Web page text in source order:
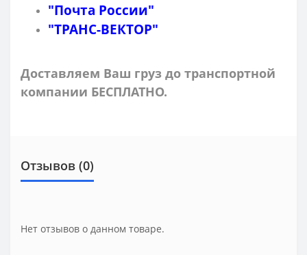
"Почта России"
"ТРАНС-ВЕКТОР"
Доставляем Ваш груз до транспортной
компании БЕСПЛАТНО.
Отзывов (0)
Нет отзывов о данном товаре.